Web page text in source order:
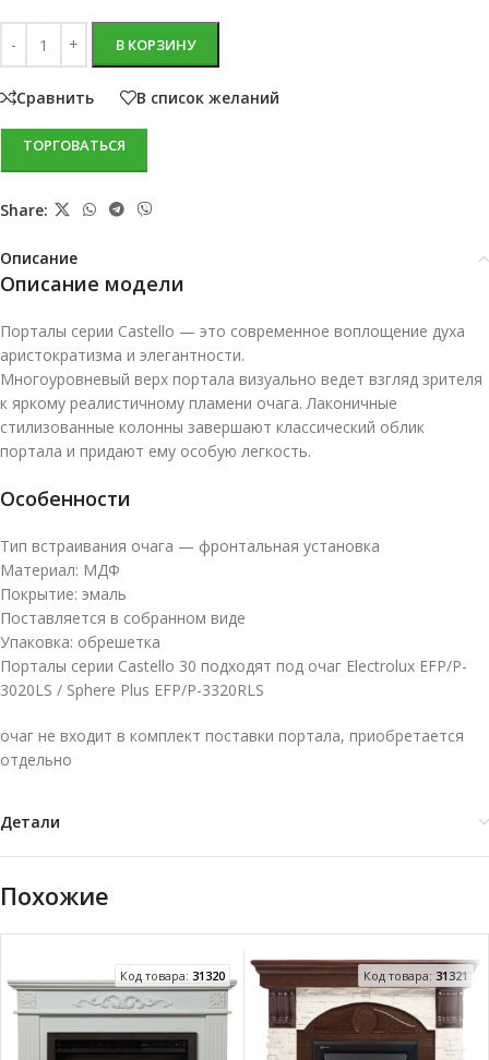
В КОРЗИНУ
Сравнить В список желаний
ТОРГОВАТЬСЯ
Share:
Описание
Описание модели
Порталы серии Castello — это современное воплощение духа
аристократизма и элегантности.
Многоуровневый верх портала визуально ведет взгляд зрителя
к яркому реалистичному пламени очага. Лаконичные
стилизованные колонны завершают классический облик
портала и придают ему особую легкость.
Особенности
Тип встраивания очага — фронтальная установка
Материал: МДФ
Покрытие: эмаль
Поставляется в собранном виде
Упаковка: обрешетка
Порталы серии Castello 30 подходят под очаг Electrolux EFP/P-
3020LS / Sphere Plus EFP/P-3320RLS
очаг не входит в комплект поставки портала, приобретается
отдельно
Детали
Похожие
Код товара: 31320 Код товара: 31321